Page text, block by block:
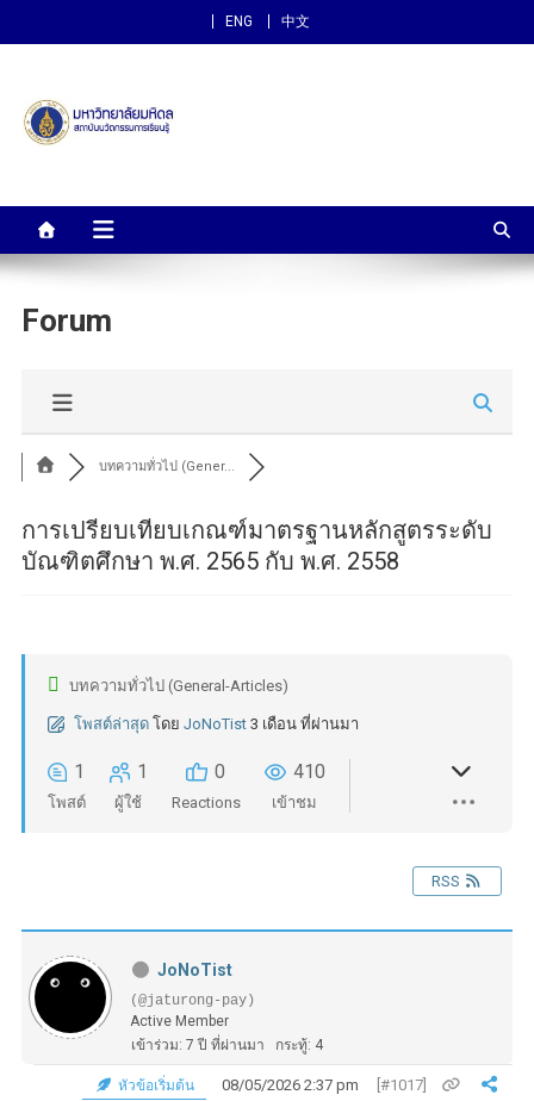
ENG 中文
สถาบันนวัตกรรมการเรียนรู้
Forum
บทความทั่วไป (Gener...
การเปรียบเทียบเกณฑ์มาตรฐานหลักสูตรระดับ
บัณฑิตศึกษา พ.ศ. 2565 กับ พ.ศ. 2558
บทความทั่วไป (General-Articles)
โพสต์ล่าสุด โดย JoNoTist 3 เดือน ที่ผ่านมา
1
โพสต์
1
ผู้ใช้
0
Reactions
410
เข้าชม
RSS
JoNoTist
(@jaturong-pay)
Active Member
เข้าร่วม: 7 ปี ที่ผ่านมา
กระทู้: 4
หัวข้อเริ่มต้น 08/05/2026 2:37 pm [#1017]